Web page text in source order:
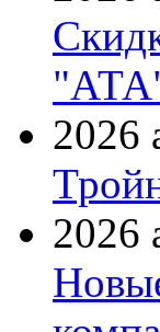
2026
2026